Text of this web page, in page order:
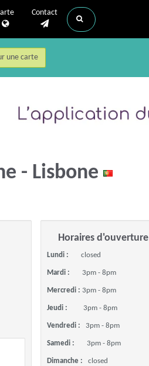
Contact
une carte
- Lisbone
Horaires d'ouverture
Lundi : closed
Mardi : 3pm - 8pm
Mercredi : 3pm - 8pm
Jeudi : 3pm - 8pm
Vendredi : 3pm - 8pm
Samedi : 3pm - 8pm
Dimanche : closed